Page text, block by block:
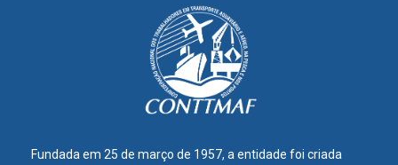
Fundada em 25 de março de 1957, a entidade foi criada